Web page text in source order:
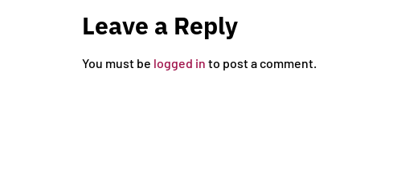
Leave a Reply
You must be logged in to post a comment.